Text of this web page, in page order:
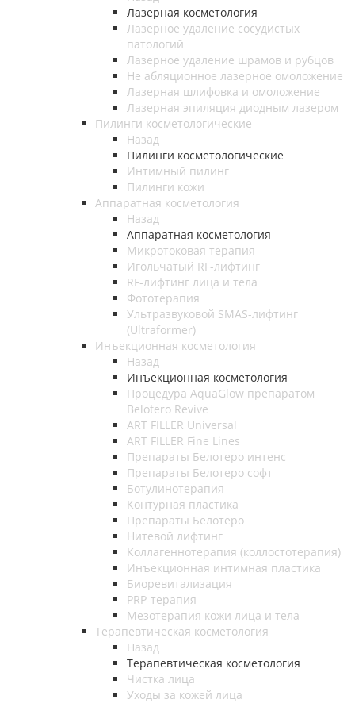
Лазерная косметология
Лазерное удаление сосудистых
патологий
Лазерное удаление шрамов и рубцов
Не абляционное лазерное омоложение
Лазерная шлифовка и омоложение
Лазерная эпиляция диодным лазером
Пилинги косметологические
Назад
Пилинги косметологические
Интимный пилинг
Пилинги кожи
Аппаратная косметология
Назад
Аппаратная косметология
Микротоковая терапия
Игольчатый RF-лифтинг
RF-лифтинг лица и тела
Фототерапия
Ультразвуковой SMAS-лифтинг
(Ultraformer)
Инъекционная косметология
Назад
Инъекционная косметология
Процедура AquaGlow препаратом
Belotero Revive
ART FILLER Universal
ART FILLER Fine Lines
Препараты Белотеро интенс
Препараты Белотеро софт
Ботулинотерапия
Контурная пластика
Препараты Белотеро
Нитевой лифтинг
Коллагеннотерапия (коллостотерапия)
Инъекционная интимная пластика
Биоревитализация
PRP-терапия
Мезотерапия кожи лица и тела
Терапевтическая косметология
Назад
Терапевтическая косметология
Чистка лица
Уходы за кожей лица